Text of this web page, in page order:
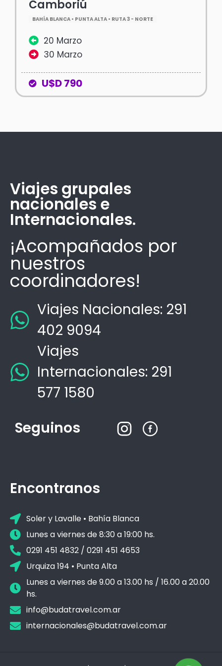
Camboriú
BAHÍA BLANCA • PUNTA ALTA • RUTA 3 - NORTE
20 Marzo
30 Marzo
U$D 790
Viajes grupales
nacionales e
Internacionales.
¡Acompañados por
nuestros
coordinadores!
Viajes Nacionales: 291
402 9094
Viajes
Internacionales: 291
577 1580
Seguinos
Encontranos
Soler y Lavalle • Bahía Blanca
Lunes a viernes de 8:30 a 19:00 hs.
0291 451 4832 / 0291 451 4653
Urquiza 194 • Punta Alta
Lunes a viernes de 9.00 a 13.00 hs / 16.00 a 20.00
hs.
info@budatravel.com.ar
internacionales@budatravel.com.ar